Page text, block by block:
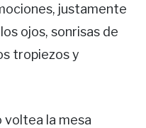
justamente
ojos, sonrisas de
tropiezos y
voltea la mesa